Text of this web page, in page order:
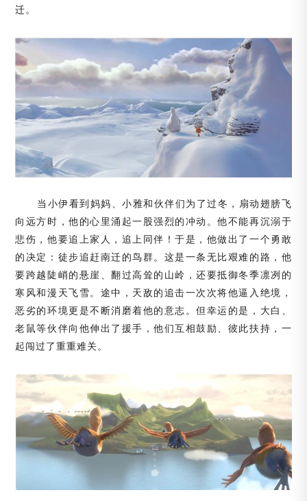
迁。
当小伊看到妈妈、小雅和伙伴们为了过冬，扇动翅膀飞
向远方时，他的心里涌起一股强烈的冲动。他不能再沉溺于
悲伤，他要追上家人，追上同伴！于是，他做出了一个勇敢
的决定：徒步追赶南迁的鸟群。这是一条无比艰难的路，他
要跨越陡峭的悬崖、翻过高耸的山岭，还要抵御冬季凛冽的
寒风和漫天飞雪。途中，天敌的追击一次次将他逼入绝境，
恶劣的环境更是不断消磨着他的意志。但幸运的是，大白、
老鼠等伙伴向他伸出了援手，他们互相鼓励、彼此扶持，一
起闯过了重重难关。